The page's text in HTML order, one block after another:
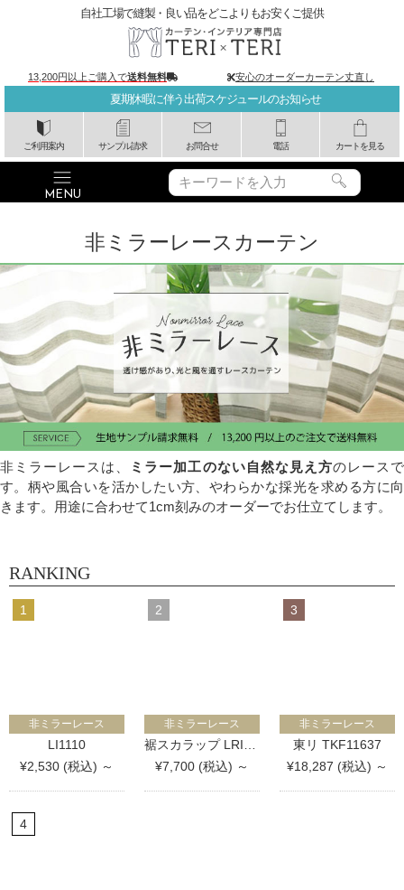
夏期休暇に伴う出荷スケジュールのお知らせ
ご利用案内 サンプル請求 お問合せ 電話 カートを見る
自社工場で縫製・良い品をどこよりもお安くご提供
13,200円以上ご購入で送料無料 安心のオーダーカーテン丈直し
非ミラーレースカーテン
非ミラーレースは、 ミラー加工のない自然な見え方のレースで
す。柄や風合いを活かしたい方、やわらかな採光を求める方に向
きます。用途に合わせて1cm刻みのオーダーでお仕立てします。
RANKING
非ミラーレース
LI1110
¥2,530 (税込) ～
非ミラーレース
¥7,700 (税込) ～
非ミラーレース
東リ TKF11637
¥18,287 (税込) ～